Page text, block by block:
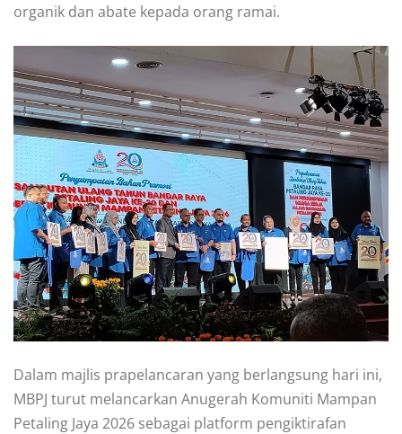
organik dan abate kepada orang ramai.
Dalam majlis prapelancaran yang berlangsung hari ini,
MBPJ turut melancarkan Anugerah Komuniti Mampan
Petaling Jaya 2026 sebagai platform pengiktirafan